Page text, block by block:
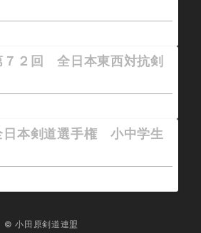
７２回 全日本東西対抗剣
日本剣道選手権 小中学生
© 小田原剣道連盟